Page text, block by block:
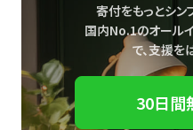
寄付をもっとシン
国内No.1のオール
で、支援を
30日間